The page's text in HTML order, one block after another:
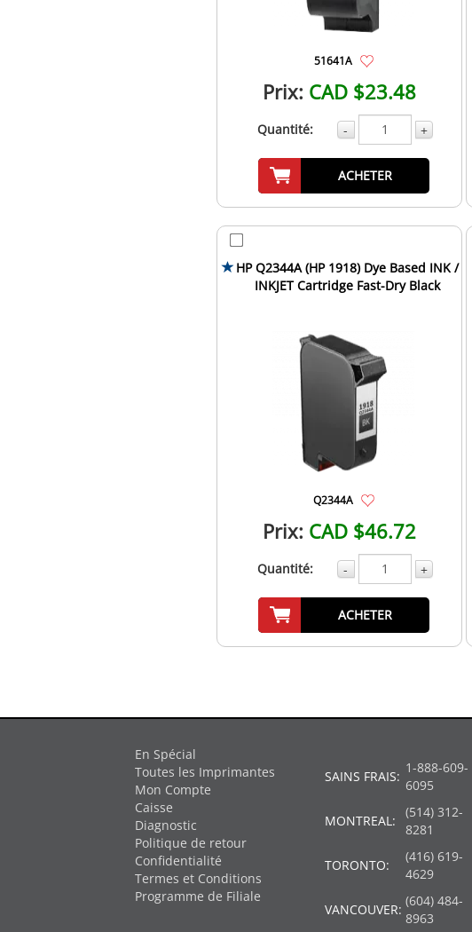
51641A
Prix: CAD $23.48
Quantité: - +
ACHETER
HP Q2344A (HP 1918) Dye Based INK /
INKJET Cartridge Fast-Dry Black
Q2344A
Prix: CAD $46.72
Quantité: - +
ACHETER
En Spécial
Toutes les Imprimantes
Mon Compte
Caisse
Diagnostic
Politique de retour
Confidentialité
Termes et Conditions
Programme de Filiale
SAINS FRAIS:
1-888-609-
6095
MONTREAL:
(514) 312-
8281
TORONTO:
(416) 619-
4629
VANCOUVER:
(604) 484-
8963